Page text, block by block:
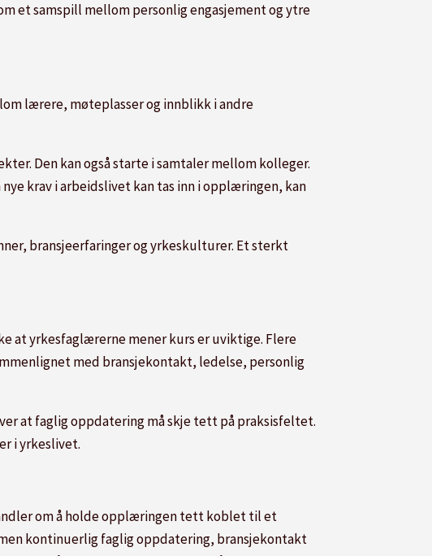
et samspill mellom personlig engasjement og ytre
lærere, møteplasser og innblikk i andre
Den kan også starte i samtaler mellom kolleger.
krav i arbeidslivet kan tas inn i opplæringen, kan
bransjeerfaringer og yrkeskulturer. Et sterkt
at yrkesfaglærerne mener kurs er uviktige. Flere
med bransjekontakt, ledelse, personlig
at faglig oppdatering må skje tett på praksisfeltet.
i yrkeslivet.
om å holde opplæringen tett koblet til et
kontinuerlig faglig oppdatering, bransjekontakt